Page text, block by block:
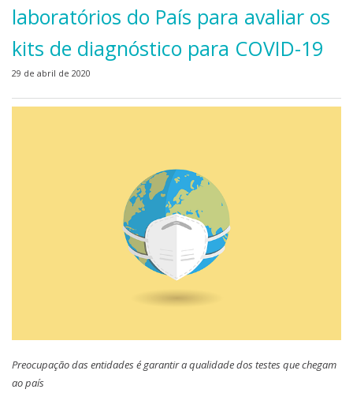
laboratórios do País para avaliar os
kits de diagnóstico para COVID-19
29 de abril de 2020
Preocupação das entidades é garantir a qualidade dos testes que chegam
ao país